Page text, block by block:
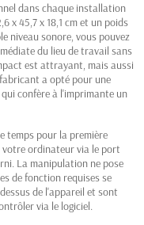
dans chaque installation
x 45,7 x 18,1 cm et un poids
niveau sonore, vous pouvez
du lieu de travail sans
est attrayant, mais aussi
a opté pour une
confère à l'imprimante un
temps pour la première
ordinateur via le port
La manipulation ne pose
de fonction requises se
de l'appareil et sont
via le logiciel.